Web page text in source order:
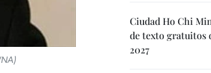
Ciudad Ho Chi
de texto gratuitos
2027